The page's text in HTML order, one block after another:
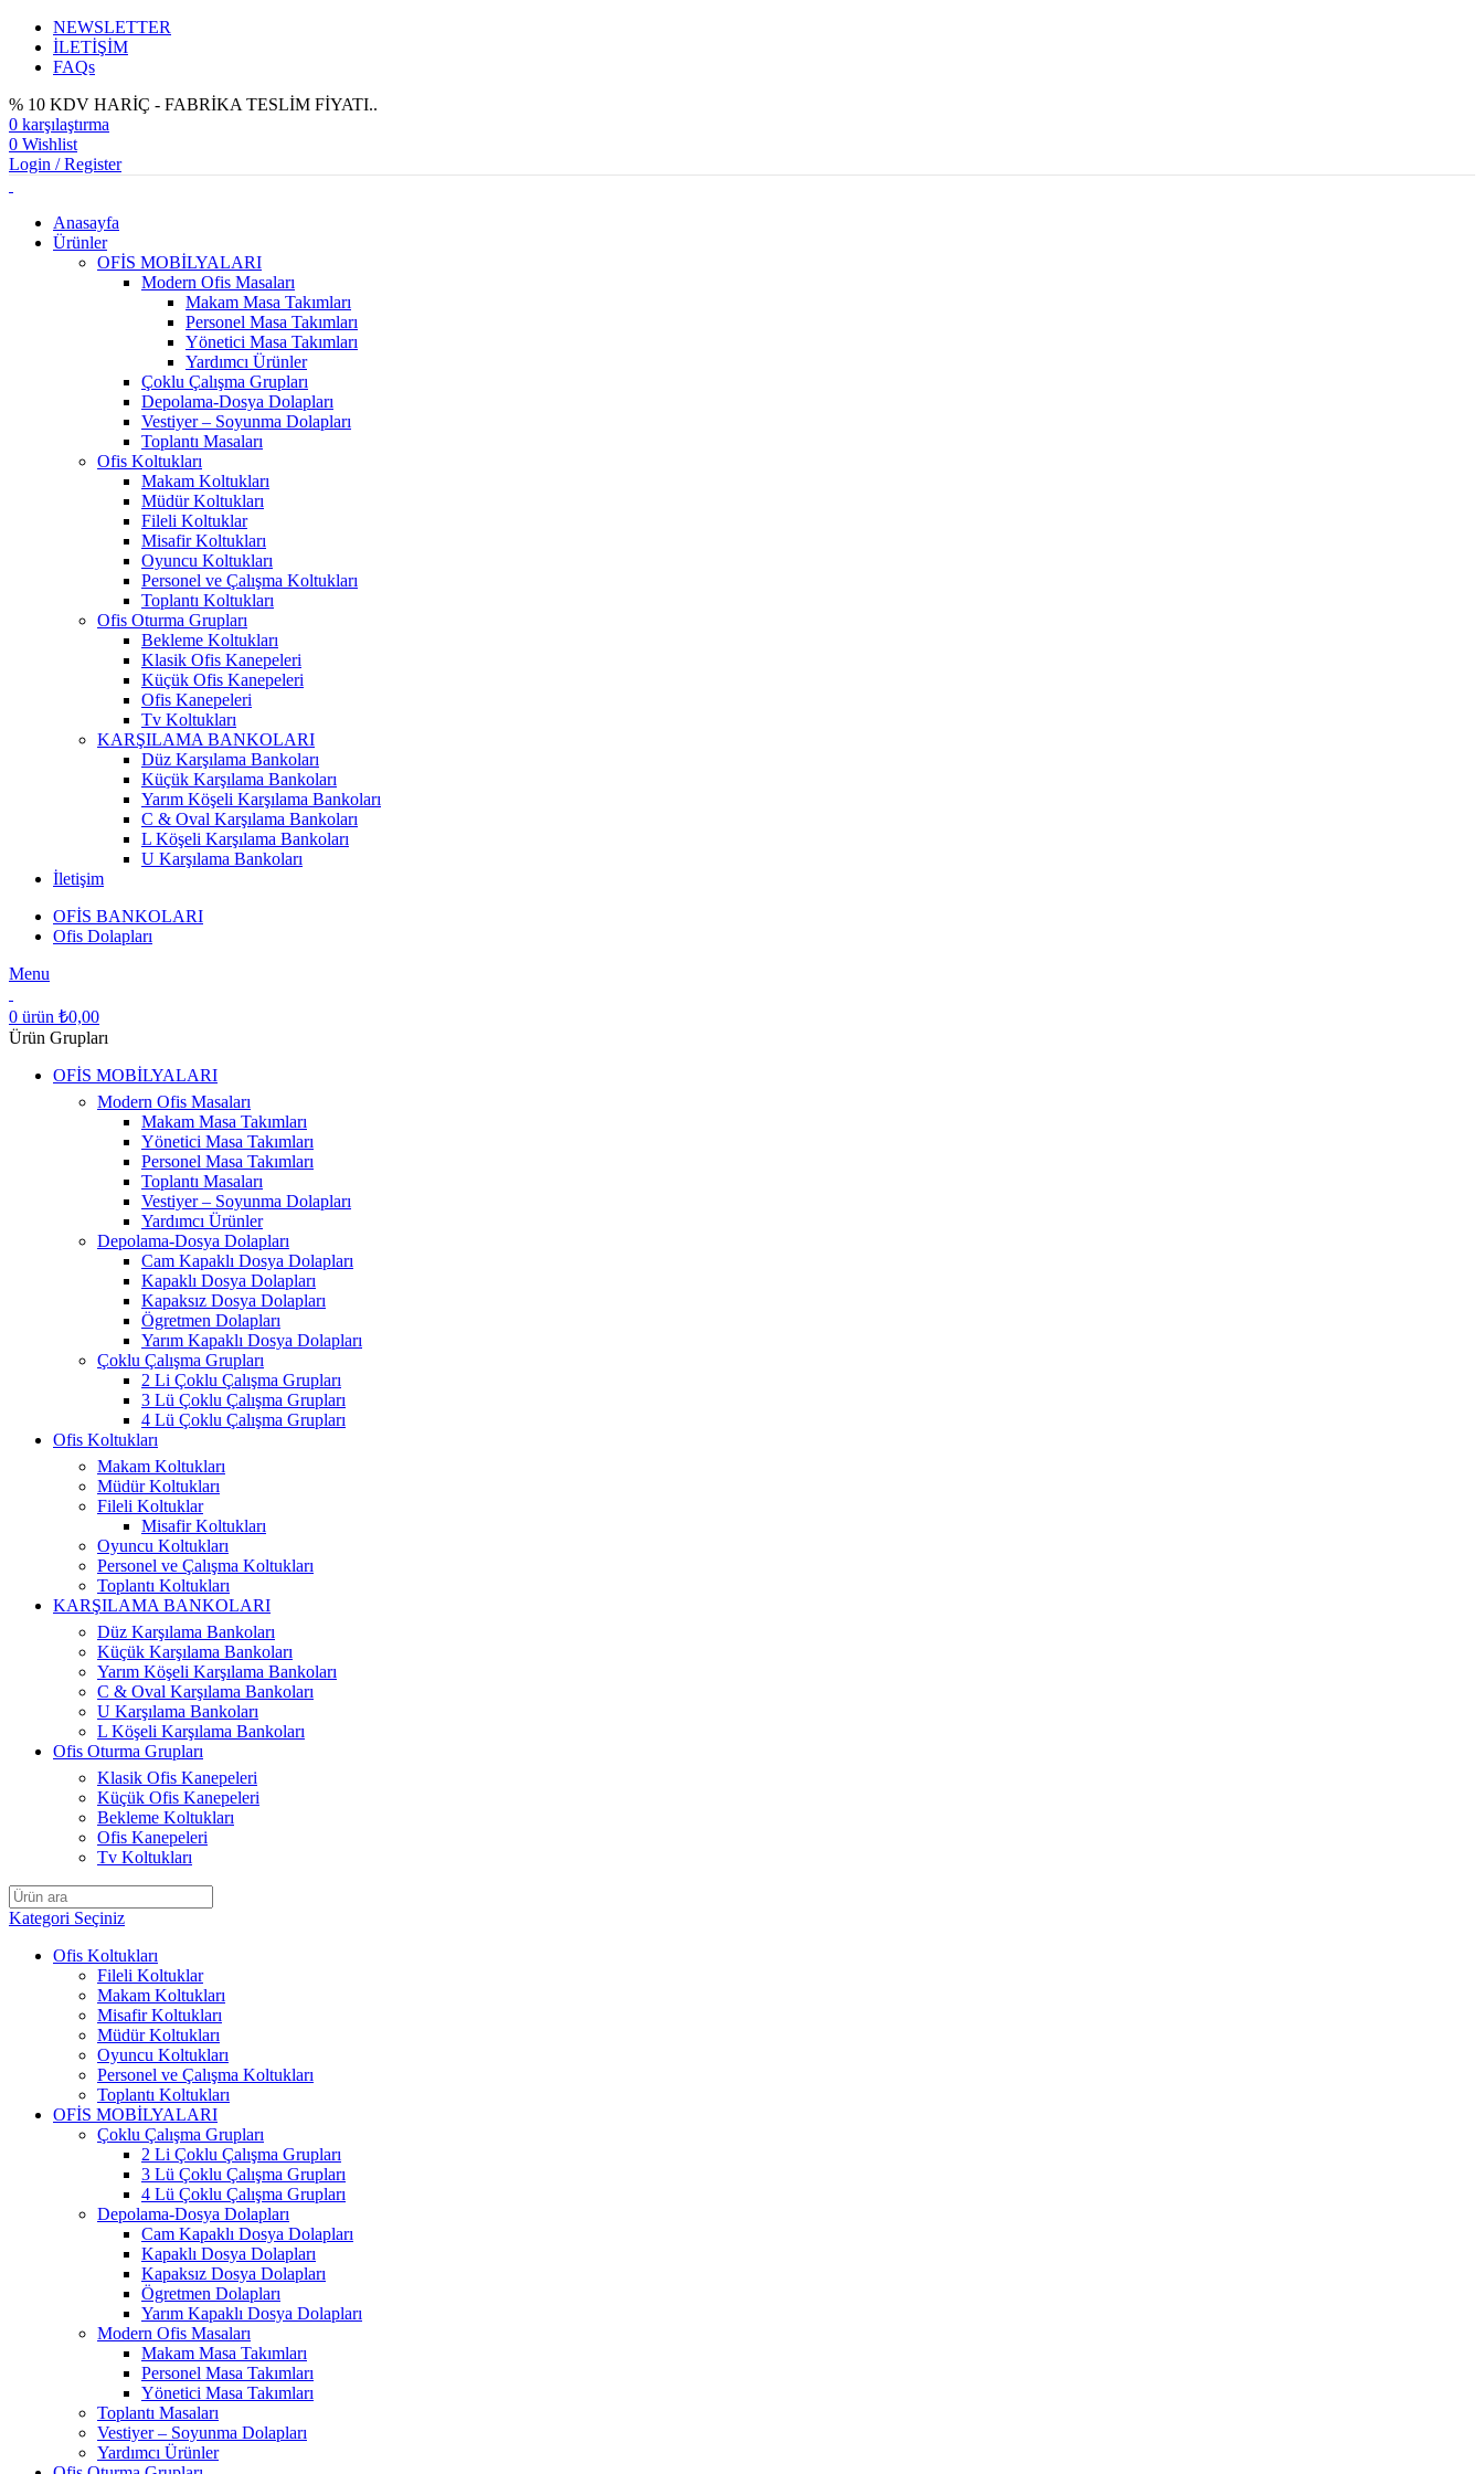
NEWSLETTER
İLETİŞİM
FAQs
% 10 KDV HARİÇ - FABRİKA TESLİM FİYATI..
0 karşılaştırma
0 Wishlist
Login / Register
Anasayfa
Ürünler
OFİS MOBİLYALARI
Modern Ofis Masaları
Makam Masa Takımları
Personel Masa Takımları
Yönetici Masa Takımları
Yardımcı Ürünler
Çoklu Çalışma Grupları
Depolama-Dosya Dolapları
Vestiyer – Soyunma Dolapları
Toplantı Masaları
Ofis Koltukları
Makam Koltukları
Müdür Koltukları
Fileli Koltuklar
Misafir Koltukları
Oyuncu Koltukları
Personel ve Çalışma Koltukları
Toplantı Koltukları
Ofis Oturma Grupları
Bekleme Koltukları
Klasik Ofis Kanepeleri
Küçük Ofis Kanepeleri
Ofis Kanepeleri
Tv Koltukları
KARŞILAMA BANKOLARI
Düz Karşılama Bankoları
Küçük Karşılama Bankoları
Yarım Köşeli Karşılama Bankoları
C & Oval Karşılama Bankoları
L Köşeli Karşılama Bankoları
U Karşılama Bankoları
İletişim
OFİS BANKOLARI
Ofis Dolapları
Menu
0 ürün ₺0,00
Ürün Grupları
OFİS MOBİLYALARI
Modern Ofis Masaları
Makam Masa Takımları
Yönetici Masa Takımları
Personel Masa Takımları
Toplantı Masaları
Vestiyer – Soyunma Dolapları
Yardımcı Ürünler
Depolama-Dosya Dolapları
Cam Kapaklı Dosya Dolapları
Kapaklı Dosya Dolapları
Kapaksız Dosya Dolapları
Ögretmen Dolapları
Yarım Kapaklı Dosya Dolapları
Çoklu Çalışma Grupları
2 Li Çoklu Çalışma Grupları
3 Lü Çoklu Çalışma Grupları
4 Lü Çoklu Çalışma Grupları
Ofis Koltukları
Makam Koltukları
Müdür Koltukları
Fileli Koltuklar
Misafir Koltukları
Oyuncu Koltukları
Personel ve Çalışma Koltukları
Toplantı Koltukları
KARŞILAMA BANKOLARI
Düz Karşılama Bankoları
Küçük Karşılama Bankoları
Yarım Köşeli Karşılama Bankoları
C & Oval Karşılama Bankoları
U Karşılama Bankoları
L Köşeli Karşılama Bankoları
Ofis Oturma Grupları
Klasik Ofis Kanepeleri
Küçük Ofis Kanepeleri
Bekleme Koltukları
Ofis Kanepeleri
Tv Koltukları
Kategori Seçiniz
Ofis Koltukları
Fileli Koltuklar
Makam Koltukları
Misafir Koltukları
Müdür Koltukları
Oyuncu Koltukları
Personel ve Çalışma Koltukları
Toplantı Koltukları
OFİS MOBİLYALARI
Çoklu Çalışma Grupları
2 Li Çoklu Çalışma Grupları
3 Lü Çoklu Çalışma Grupları
4 Lü Çoklu Çalışma Grupları
Depolama-Dosya Dolapları
Cam Kapaklı Dosya Dolapları
Kapaklı Dosya Dolapları
Kapaksız Dosya Dolapları
Ögretmen Dolapları
Yarım Kapaklı Dosya Dolapları
Modern Ofis Masaları
Makam Masa Takımları
Personel Masa Takımları
Yönetici Masa Takımları
Toplantı Masaları
Vestiyer – Soyunma Dolapları
Yardımcı Ürünler